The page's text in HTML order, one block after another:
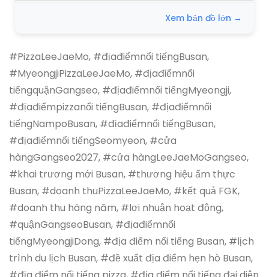
Xem bản đồ lớn →
#PizzaLeeJaeMo, #địađiểmnổi tiếngBusan,
#MyeongjiPizzaLeeJaeMo, #địađiểmnổi
tiếngquậnGangseo, #địađiểmnổi tiếngMyeongji,
#địađiểmpizzanổi tiếngBusan, #địađiểmnổi
tiếngNampoBusan, #địađiểmnổi tiếngBusan,
#địađiểmnổi tiếngSeomyeon, #cửa
hàngGangseo2027, #cửa hàngLeeJaeMoGangseo,
#khai trương mới Busan, #thương hiệu ẩm thực
Busan, #doanh thuPizzaLeeJaeMo, #kết quả FGK,
#doanh thu hàng năm, #lợi nhuận hoạt động,
#quậnGangseoBusan, #địađiểmnổi
tiếngMyeongjiDong, #địa điểm nổi tiếng Busan, #lịch
trình du lịch Busan, #đề xuất địa điểm hẹn hò Busan,